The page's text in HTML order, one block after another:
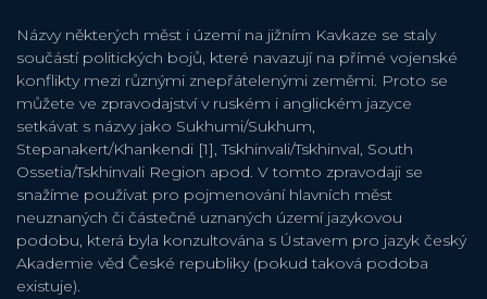
Názvy některých měst i území na jižním Kavkaze se staly
součástí politických bojů, které navazují na přímé vojenské
konflikty mezi různými znepřátelenými zeměmi. Proto se
můžete ve zpravodajství v ruském i anglickém jazyce
setkávat s názvy jako Sukhumi/Sukhum,
Stepanakert/Khankendi [1], Tskhinvali/Tskhinval, South
Ossetia/Tskhinvali Region apod. V tomto zpravodaji se
snažíme používat pro pojmenování hlavních měst
neuznaných či částečně uznaných území jazykovou
podobu, která byla konzultována s Ústavem pro jazyk český
Akademie věd České republiky (pokud taková podoba
existuje).